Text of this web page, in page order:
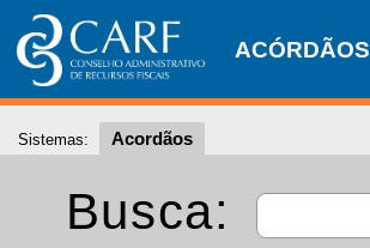
ACÓRDÃOS
Sistemas: Acordãos
Busca: